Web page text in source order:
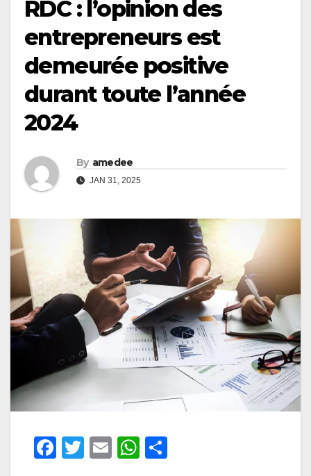
RDC : l’opinion des
entrepreneurs est
demeurée positive
durant toute l’année
2024
By amedee
JAN 31, 2025
F
T
E
W